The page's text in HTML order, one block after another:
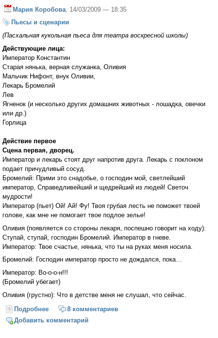
Мария Коробова , 14/03/2009 — 18:35
Пьесы и сценарии
(Пасхальная кукольная пьеса для театра воскресной школы)
Действующие лица:
Император Константин
Старая нянька, верная служанка, Оливия
Мальчик Нифонт, внук Оливии,
Лекарь Бромелий
Лев
Ягненок (и несколько других домашних животных - лошадка, овечки
или др.)
Горлица
Действие первое
Сцена первая, дворец.
Император и лекарь стоят друг напротив друга. Лекарь с поклоном
подает причудливый сосуд.
Бромелий: Прими это снадобье, о господин мой, светлейший
император, Справедливейший и щедрейший из людей! Светоч
мудрости!
Император (пьет) Ой! Ай! Фу! Твоя грубая лесть не поможет твоей
голове, как мне не помогает твое подлое зелье!
Оливия (появляется со стороны лекаря, поспешно говорит на ходу):
Ступай, ступай, господин Бромелий. Император в гневе.
Император: Твое счастье, нянька, что ты на руках меня носила.
Бромелий: Господин император просто не дождался, пока…
Император: Во-о-о-н!!!
(Бромелий убегает)
Оливия (грустно): Что в детстве меня не слушал, что сейчас.
Подробнее о Исцеление императора
8 комментариев
Добавить комментарий